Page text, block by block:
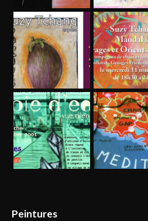
Peintures